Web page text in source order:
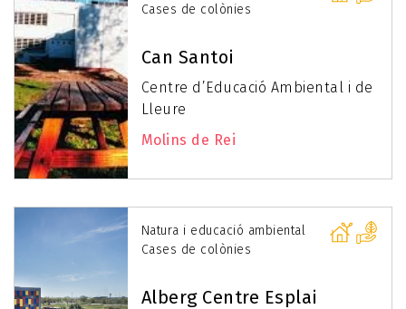
Cases de colònies
Can Santoi
Centre d’Educació Ambiental i de
Lleure
Molins de Rei
Natura i educació ambiental
Cases de colònies
Alberg Centre Esplai